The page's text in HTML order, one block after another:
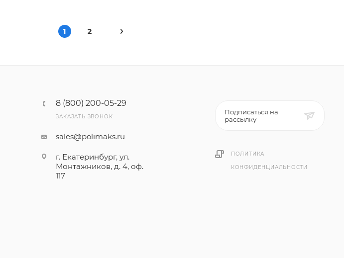
1 2
8 (800) 200-05-29
ЗАКАЗАТЬ ЗВОНОК
sales@polimaks.ru
г. Екатеринбург, ул.
Монтажников, д. 4, оф.
117
Подписаться на
рассылку
ПОЛИТИКА
КОНФИДЕНЦИАЛЬНОСТИ